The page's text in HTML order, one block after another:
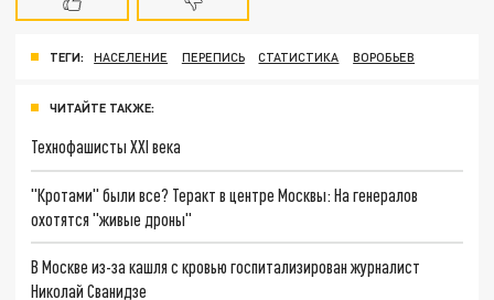
ТЕГИ: НАСЕЛЕНИЕ ПЕРЕПИСЬ СТАТИСТИКА ВОРОБЬЕВ
ЧИТАЙТЕ ТАКЖЕ:
Технофашисты XXI века
"Кротами" были все? Теракт в центре Москвы: На генералов
охотятся "живые дроны"
В Москве из-за кашля с кровью госпитализирован журналист
Николай Сванидзе